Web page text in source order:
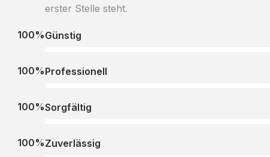
erster Stelle steht.
Günstig
100%
Professionell
100%
Sorgfältig
100%
Zuverlässig
100%